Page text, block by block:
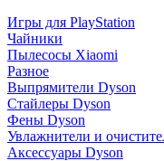
Игры для PlayStation
Чайники
Пылесосы Xiaomi
Разное
Выпрямители Dyson
Стайлеры Dyson
Фены Dyson
Увлажнители и
Аксессуары Dyson